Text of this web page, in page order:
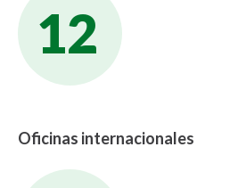
12
Oficinas internacionales